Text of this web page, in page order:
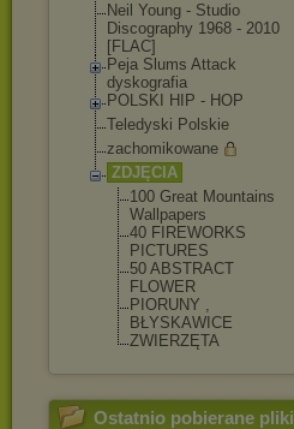
Neil Young - Studio
Discography 1968 - 2010
[FLAC]
Peja Slums Attack
dyskografia
POLSKI HIP - HOP
Teledyski Polskie
zachomikowane
ZDJĘCIA
100 Great Mountains
Wallpapers
40 FIREWORKS
PICTURES
50 ABSTRACT
FLOWER
PIORUNY ,
BŁYSKAWICE
ZWIERZĘTA
Ostatnio pobierane pliki